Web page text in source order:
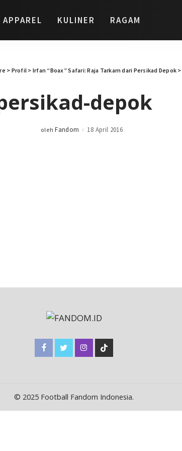
APPAREL KULINER RAGAM
> Profil > Irfan “Boax” Safari: Raja Tarkam dari Persikad Depok >
depok
Posted
oleh Fandom 18 April 2016
© 2025 Football Fandom Indonesia.